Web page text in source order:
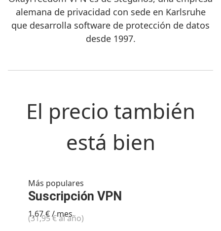
alemana de privacidad con sede en Karlsruhe
que desarrolla software de protección de datos
desde 1997.
El precio también
está bien
Más populares
Suscripción VPN
1,67 € / mes
(31,95 € al año)